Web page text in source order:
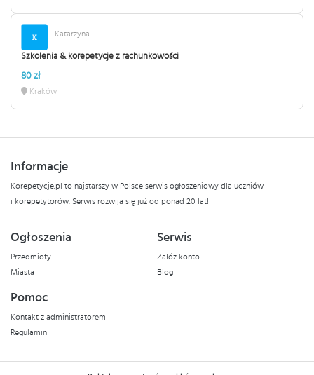
Katarzyna
Szkolenia & korepetycje z rachunkowości
80 zł
Kraków
Informacje
Korepetycje.pl to najstarszy w Polsce serwis ogłoszeniowy dla uczniów
i korepetytorów. Serwis rozwija się już od ponad 20 lat!
Ogłoszenia
Przedmioty
Miasta
Serwis
Załóż konto
Blog
Pomoc
Kontakt z administratorem
Regulamin